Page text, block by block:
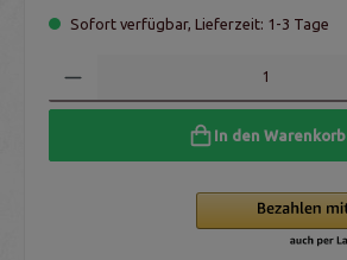
Sofort verfügbar, Lieferzeit: 1-3 Tage
In den Warenkorb